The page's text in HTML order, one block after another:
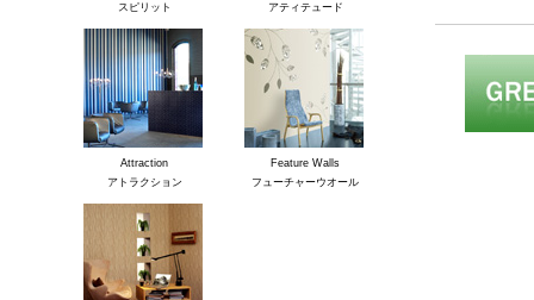
スピリット
アティテュード
Attraction
アトラクション
Feature Walls
フューチャーウオール